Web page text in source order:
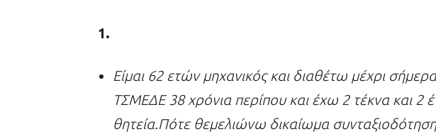
1.
Είμαι 62 ετών μηχανικός και διαθέτω μέχρι
ΤΣΜΕΔΕ 38 χρόνια περίπου και έχω 2 τέκνα και 2
θητεία.Πότε θεμελιώνω δικαίωμα